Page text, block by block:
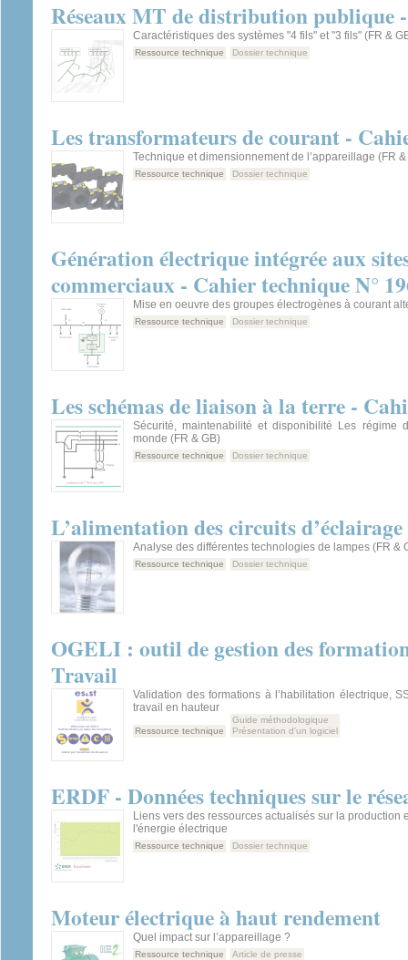
Réseaux MT de distribution publique
Caractéristiques des systèmes "4 fils" et "3 fils" (FR &
Ressource technique Dossier technique
Les transformateurs de courant -
Technique et dimensionnement de l’appareillage (FR &
Ressource technique Dossier technique
Génération électrique intégrée aux
commerciaux - Cahier technique N°
Mise en oeuvre des groupes électrogènes à courant
Ressource technique Dossier technique
Les schémas de liaison à la terre -
Sécurité, maintenabilité et disponibilité Les régime
monde (FR & GB)
Ressource technique Dossier technique
L’alimentation des circuits
Analyse des différentes technologies de lampes (FR &
Ressource technique Dossier technique
OGELI : outil de gestion des
Travail
Validation des formations à l’habilitation électrique,
travail en hauteur
Ressource technique
Guide méthodologique
Présentation d'un logiciel
ERDF - Données techniques sur le
Liens vers des ressources actualisés sur la production
l'énergie électrique
Ressource technique Dossier technique
Moteur électrique à haut rendement
Quel impact sur l’appareillage ?
Ressource technique Article de presse